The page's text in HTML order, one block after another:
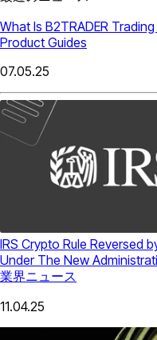
What Is B2TRADER
Product Guides
07.05.25
IRS Crypto Rule Reversed
Under The New
業界ニュース
11.04.25